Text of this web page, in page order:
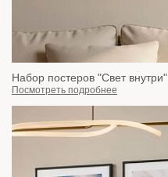
Набор постеров "Свет внутри"
Посмотреть подробнее